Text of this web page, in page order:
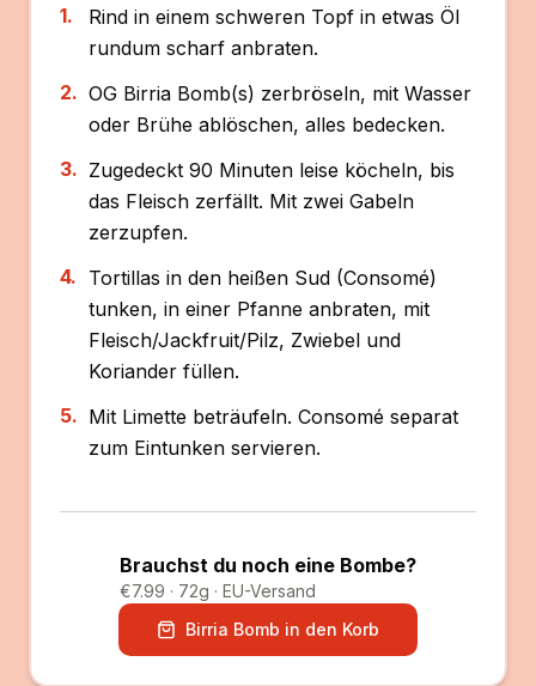
1.
Rind in einem schweren Topf in etwas Öl
rundum scharf anbraten.
2. OG Birria Bomb(s) zerbröseln, mit Wasser
oder Brühe ablöschen, alles bedecken.
3. Zugedeckt 90 Minuten leise köcheln, bis
das Fleisch zerfällt. Mit zwei Gabeln
zerzupfen.
4. Tortillas in den heißen Sud (Consomé)
tunken, in einer Pfanne anbraten, mit
Fleisch/Jackfruit/Pilz, Zwiebel und
Koriander füllen.
5. Mit Limette beträufeln. Consomé separat
zum Eintunken servieren.
Brauchst du noch eine Bombe?
€7.99 · 72g · EU-Versand
Birria Bomb in den Korb